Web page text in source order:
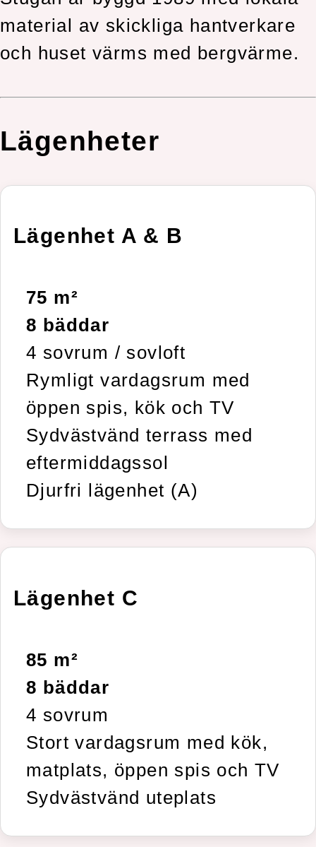
material av skickliga hantverkare
och huset värms med bergvärme.
Lägenheter
Lägenhet A & B
75 m²
8 bäddar
4 sovrum / sovloft
Rymligt vardagsrum med
öppen spis, kök och TV
Sydvästvänd terrass med
eftermiddagssol
Djurfri lägenhet (A)
Lägenhet C
85 m²
8 bäddar
4 sovrum
Stort vardagsrum med kök,
matplats, öppen spis och TV
Sydvästvänd uteplats